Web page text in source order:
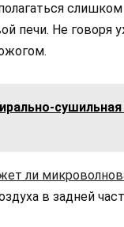
печи. Не говоря
ли
в задней